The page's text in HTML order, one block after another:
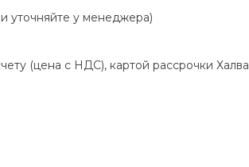
уточняйте у менеджера)
(цена с НДС), картой рассрочки Халва